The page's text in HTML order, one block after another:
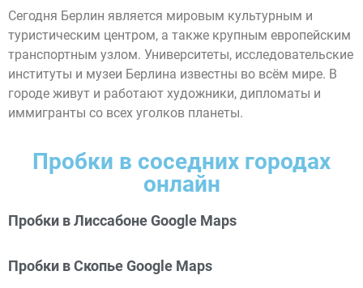
Сегодня Берлин является мировым культурным и
туристическим центром, а также крупным европейским
транспортным узлом. Университеты, исследовательские
институты и музеи Берлина известны во всём мире. В
городе живут и работают художники, дипломаты и
иммигранты со всех уголков планеты.
Пробки в соседних городах
онлайн
Пробки в Лиссабоне Google Maps
Пробки в Скопье Google Maps